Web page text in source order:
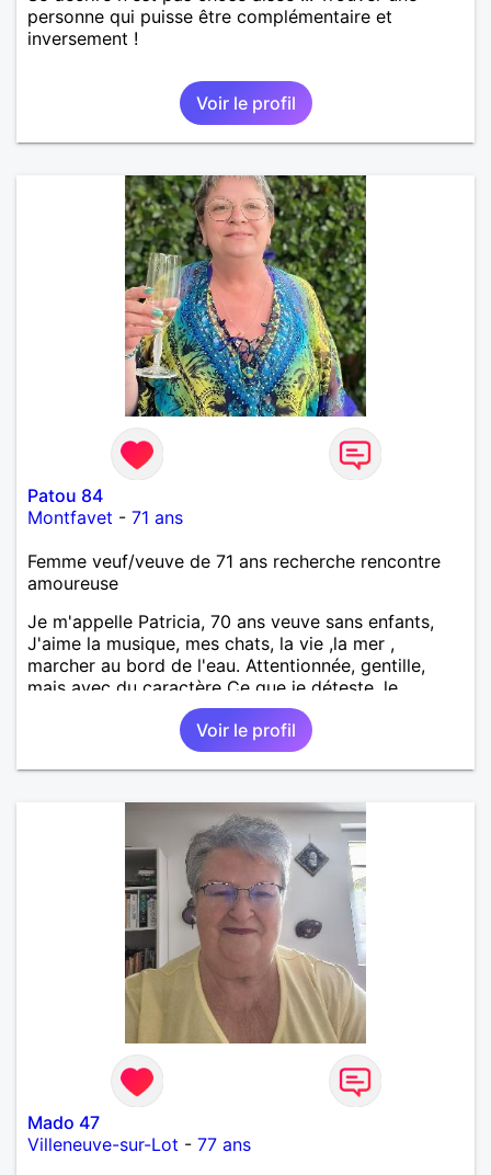
personne qui puisse être complémentaire et
inversement !
Voir le profil
Patou 84
Montfavet - 71 ans
Femme veuf/veuve de 71 ans recherche rencontre
amoureuse
Je m'appelle Patricia, 70 ans veuve sans enfants,
J'aime la musique, mes chats, la vie ,la mer ,
marcher au bord de l'eau. Attentionnée, gentille,
mais avec du caractère Ce que je déteste, le
mensonge, le paraître, l'hypocrisie, les faux
Voir le profil
Mado 47
Villeneuve-sur-Lot - 77 ans